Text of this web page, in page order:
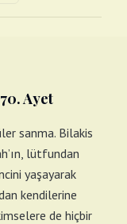
Ayet
sanma. Bilakis
lütfundan
yaşayarak
kendilerine
de hiçbir